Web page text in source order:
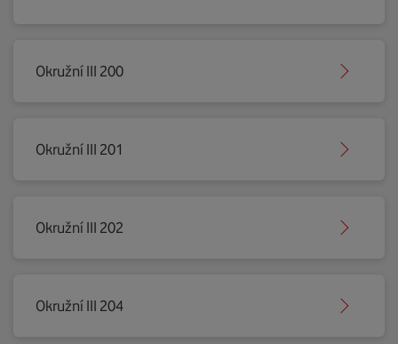
Okružní III 200
Okružní III 201
Okružní III 202
Okružní III 204